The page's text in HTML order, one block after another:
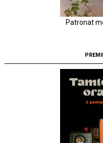
Patronat